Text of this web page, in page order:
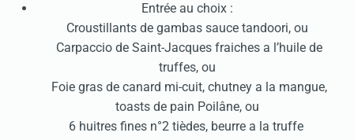
Entrée au choix :
Croustillants de gambas sauce tandoori, ou
Carpaccio de Saint-Jacques fraiches a l’huile de
truffes, ou
Foie gras de canard mi-cuit, chutney a la mangue,
toasts de pain Poilâne, ou
6 huitres fines n°2 tièdes, beurre a la truffe